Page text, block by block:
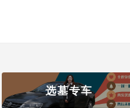
选墓专车